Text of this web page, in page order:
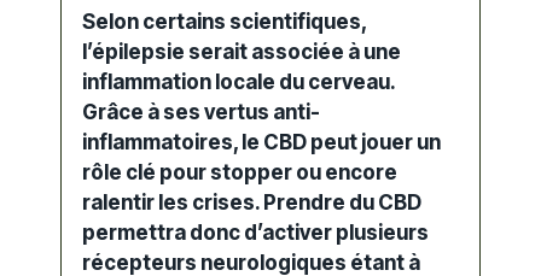
Selon certains scientifiques,
l’épilepsie serait associée à une
inflammation locale du cerveau.
Grâce à ses vertus anti-
inflammatoires, le CBD peut jouer un
rôle clé pour stopper ou encore
ralentir les crises. Prendre du CBD
permettra donc d’activer plusieurs
récepteurs neurologiques étant à